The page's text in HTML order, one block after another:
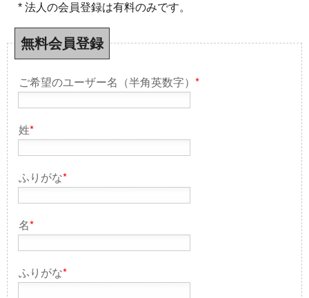
* 法人の会員登録は有料のみです。
無料会員登録
ご希望のユーザー名（半角英数字） *
姓*
ふりがな*
名*
ふりがな*